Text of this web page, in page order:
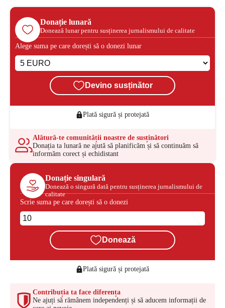
Donație lunară
Donează lunar pentru susținerea jurnalismului de calitate
Alege suma pe care dorești să o donezi lunar
Devino susținător
Plată sigură și protejată
Alătură-te comunității noastre de susținători
Donația ta lunară ne ajută să planificăm și să continuăm să
informăm corect și echidistant
Donație singulară
Donează o singură dată pentru susținerea jurnalismului de
calitate
Scrie suma pe care dorești să o donezi
Donează
Plată sigură și protejată
Contribuția ta face diferența
Ne ajuți să rămânem independenți și să aducem informații de